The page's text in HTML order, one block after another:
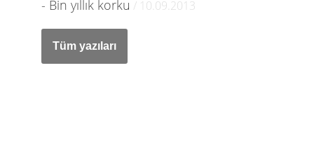
- Bin yıllık korku / 10.09.2013